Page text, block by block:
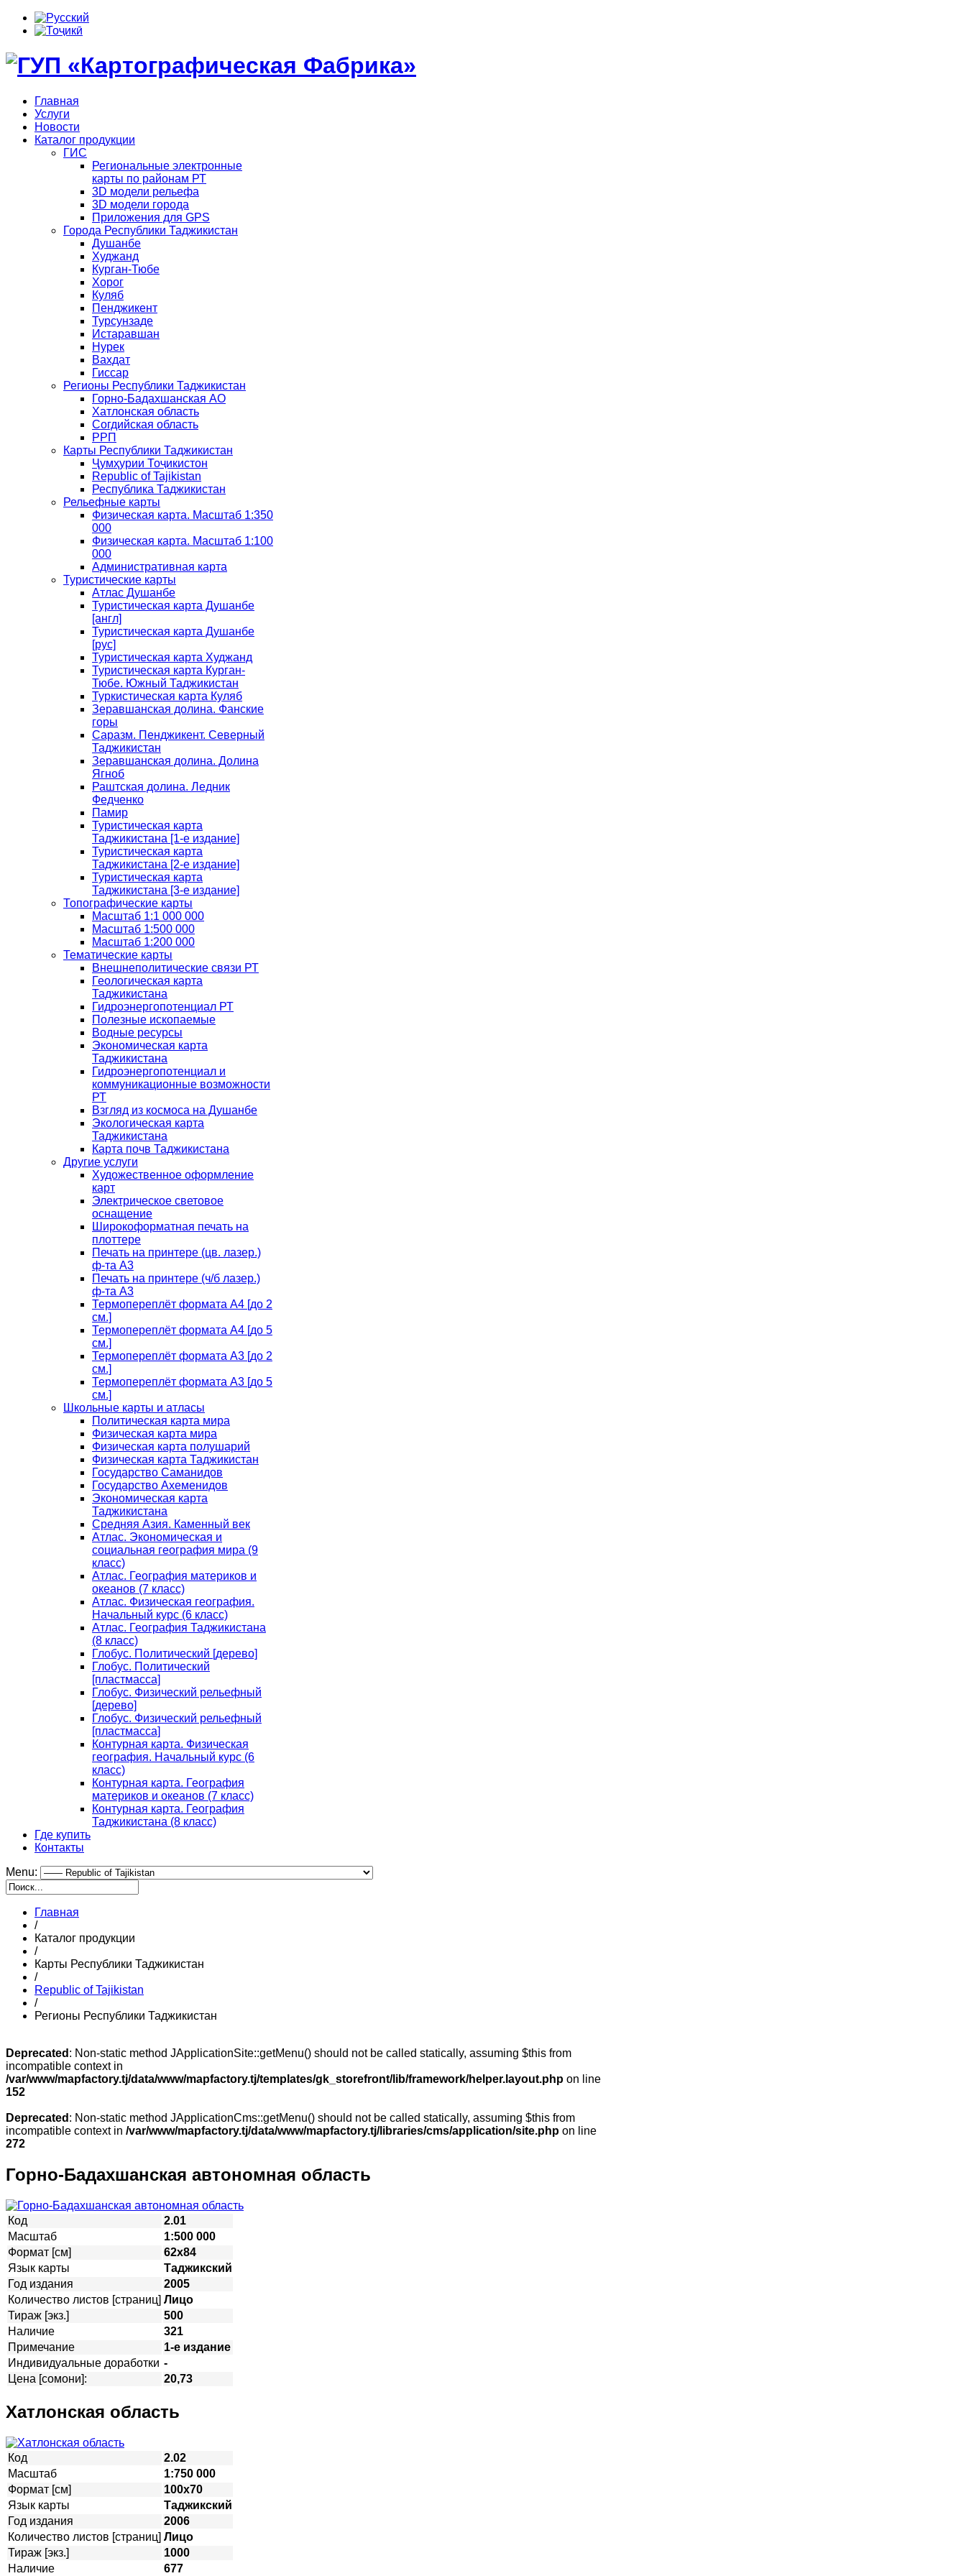
Главная
Услуги
Новости
Каталог продукции
ГИС
Региональные электронные
карты по районам РТ
3D модели рельефа
3D модели города
Приложения для GPS
Города Республики Таджикистан
Душанбе
Худжанд
Курган-Тюбе
Хорог
Куляб
Пенджикент
Турсунзаде
Истаравшан
Нурек
Вахдат
Гиссар
Регионы Республики Таджикистан
Горно-Бадахшанская АО
Хатлонская область
Согдийская область
РРП
Карты Республики Таджикистан
Ҷумҳурии Тоҷикистон
Republic of Tajikistan
Республика Таджикистан
Рельефные карты
Физическая карта. Масштаб 1:350
000
Физическая карта. Масштаб 1:100
000
Административная карта
Туристические карты
Атлас Душанбе
Туристическая карта Душанбе
[англ]
Туристическая карта Душанбе
[рус]
Туристическая карта Худжанд
Туристическая карта Курган-
Тюбе. Южный Таджикистан
Туркистическая карта Куляб
Зеравшанская долина. Фанские
горы
Саразм. Пенджикент. Северный
Таджикистан
Зеравшанская долина. Долина
Ягноб
Раштская долина. Ледник
Федченко
Памир
Туристическая карта
Таджикистана [1-е издание]
Туристическая карта
Таджикистана [2-е издание]
Туристическая карта
Таджикистана [3-е издание]
Топографические карты
Масштаб 1:1 000 000
Масштаб 1:500 000
Масштаб 1:200 000
Тематические карты
Внешнеполитические связи РТ
Геологическая карта
Таджикистана
Гидроэнергопотенциал РТ
Полезные ископаемые
Водные ресурсы
Экономическая карта
Таджикистана
Гидроэнергопотенциал и
коммуникационные возможности
РТ
Взгляд из космоса на Душанбе
Экологическая карта
Таджикистана
Карта почв Таджикистана
Другие услуги
Художественное оформление
карт
Электрическое световое
оснащение
Широкоформатная печать на
плоттере
Печать на принтере (цв. лазер.)
ф-та А3
Печать на принтере (ч/б лазер.)
ф-та А3
Термопереплёт формата А4 [до 2
см.]
Термопереплёт формата А4 [до 5
см.]
Термопереплёт формата А3 [до 2
см.]
Термопереплёт формата А3 [до 5
см.]
Школьные карты и атласы
Политическая карта мира
Физическая карта мира
Физическая карта полушарий
Физическая карта Таджикистан
Государство Саманидов
Государство Ахеменидов
Экономическая карта
Таджикистана
Средняя Азия. Каменный век
Атлас. Экономическая и
социальная география мира (9
класс)
Атлас. География материков и
океанов (7 класс)
Атлас. Физическая география.
Начальный курс (6 класс)
Атлас. География Таджикистана
(8 класс)
Глобус. Политический [дерево]
Глобус. Политический
[пластмасса]
Глобус. Физический рельефный
[дерево]
Глобус. Физический рельефный
[пластмасса]
Контурная карта. Физическая
география. Начальный курс (6
класс)
Контурная карта. География
материков и океанов (7 класс)
Контурная карта. География
Таджикистана (8 класс)
Где купить
Контакты
Menu:
Главная
/
Каталог продукции
/
Карты Республики Таджикистан
/
Republic of Tajikistan
/
Регионы Республики Таджикистан
Deprecated : Non-static method JApplicationSite::getMenu() should not be called statically, assuming $this from
incompatible context in
/var/www/mapfactory.tj/data/www/mapfactory.tj/templates/gk_storefront/lib/framework/helper.layout.php on line
152
Deprecated : Non-static method JApplicationCms::getMenu() should not be called statically, assuming $this from
incompatible context in /var/www/mapfactory.tj/data/www/mapfactory.tj/libraries/cms/application/site.php on line
272
Горно-Бадахшанская автономная область
Код
2.01
Масштаб
1:500 000
Формат [см]
62х84
Язык карты
Таджикский
Год издания
2005
Количество листов [страниц] Лицо
Тираж [экз.]
500
Наличие
321
Примечание
1-е издание
Индивидуальные доработки -
Цена [сомони]:
20,73
Хатлонская область
Код
2.02
Масштаб
1:750 000
Формат [см]
100х70
Язык карты
Таджикский
Год издания
2006
Количество листов [страниц] Лицо
Тираж [экз.]
1000
Наличие
677